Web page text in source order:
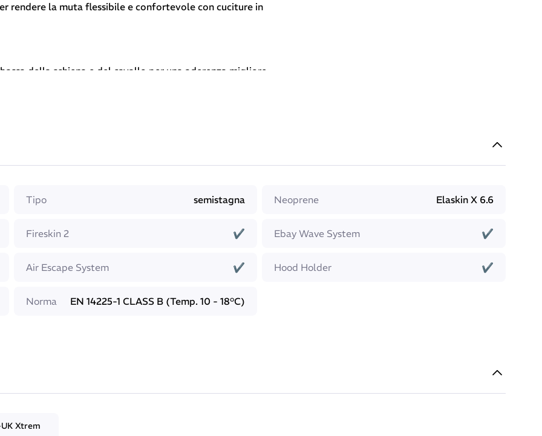
la muta flessibile e confortevole con cuciture in
della schiena e del cavallo per una aderenza migliore
e nele finiture
una maggiore flessibilità ed evita il disagio della cerniera
e di quella del compagno.
Tipo semistagna Neoprene Elaskin X 6.6
Fireskin 2 ✔ Ebay Wave System ✔
Air Escape System ✔ Hood Holder ✔
Norma EN 14225-1 CLASS B (Temp. 10 - 18°C)
Xtrem